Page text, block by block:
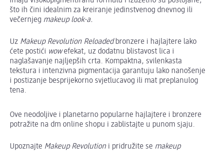
što ih čini idealnim za kreiranje jedinstvenog dnevnog ili
večernjeg makeup look-a.
Uz Makeup Revolution Reloadedbronzere i hajlajtere lako
ćete postići wowefekat, uz dodatnu blistavost lica i
naglašavanje najljepših crta. Kompaktna, svilenkasta
tekstura i intenzivna pigmentacija garantuju lako nanošenje
i postizanje besprijekorno svjetlucavog ili mat preplanulog
tena.
Ove neodoljive i planetarno popularne hajlajtere i bronzere
potražite na dm online shopu i zablistajte u punom sjaju.
Upoznajte Makeup Revolution i pridružite se makeup